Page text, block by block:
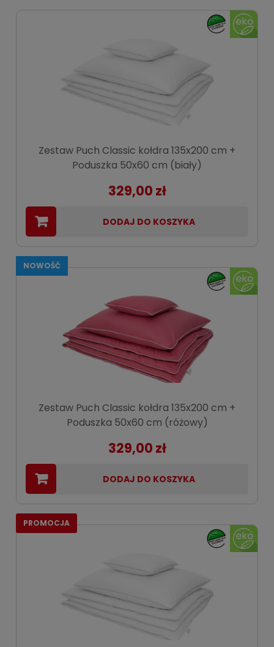
Zestaw Puch Classic kołdra 135x200 cm +
Poduszka 50x60 cm (biały)
329,00 zł
DODAJ DO KOSZYKA
Zestaw Puch Classic kołdra 135x200 cm +
Poduszka 50x60 cm (różowy)
329,00 zł
DODAJ DO KOSZYKA
NOWOŚĆ
PROMOCJA